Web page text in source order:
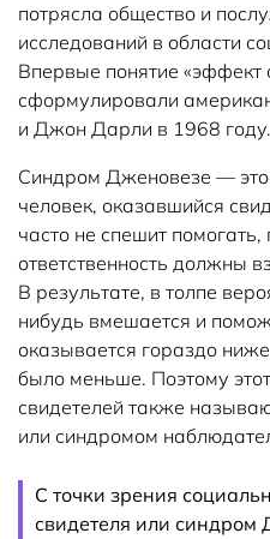
потрясла общество и
исследований в области
Впервые понятие «эффект
сформулировали
и Джон Дарли в 1968 году.
Синдром Дженовезе — это
человек, оказавшийся
часто не спешит помогать,
ответственность должны
В результате, в толпе
нибудь вмешается и
оказывается гораздо
было меньше. Поэтому
свидетелей также
или синдромом
С точки зрения
свидетеля или